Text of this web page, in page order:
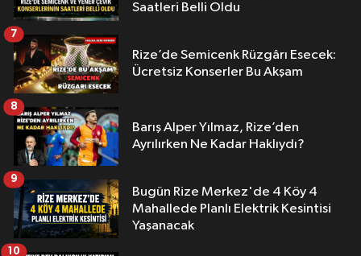
Saatleri Belli Oldu
Rize’de Semicenk Rüzgârı Esecek:
Ücretsiz Konserler Bu Akşam
7
Barış Alper Yılmaz, Rize’den
Ayrılırken Ne Kadar Haklıydı?
8
Bugün Rize Merkez'de 4 Köy 4
Mahallede Planlı Elektrik Kesintisi
Yaşanacak
9
10